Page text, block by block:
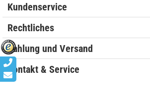
Kundenservice
Rechtliches
Zahlung und Versand
Kontakt & Service